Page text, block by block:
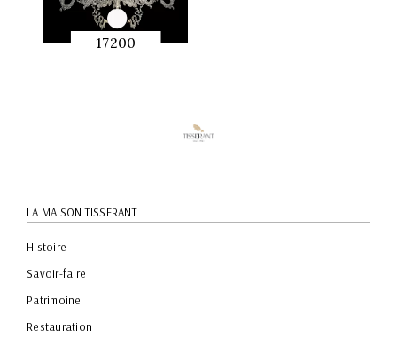
17200
LA MAISON TISSERANT
Histoire
Savoir-faire
Patrimoine
Restauration